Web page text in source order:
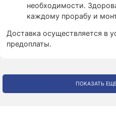
необходимости.
каждому прорабу и
Доставка осуществляется в
предоплаты.
ПОКАЗАТЬ